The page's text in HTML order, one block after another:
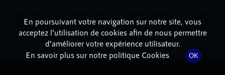
DÉTAILS DE L'ÉMISSION
En poursuivant votre navigation sur notre site, vous
acceptez l’utilisation de cookies afin de nous permettre
d’améliorer votre expérience utilisateur.
En savoir plus sur notre politique Cookies
OK
dessous pour l'installer.
Non merci Télécharger l'application